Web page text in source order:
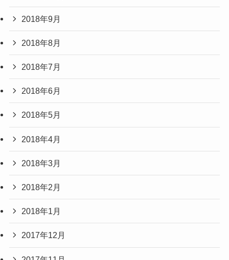
2018年9月
2018年8月
2018年7月
2018年6月
2018年5月
2018年4月
2018年3月
2018年2月
2018年1月
2017年12月